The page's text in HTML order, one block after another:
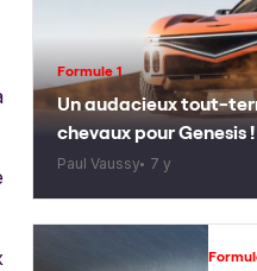
Formule 1
Un audacieux tout-
chevaux pour Genesis !
Paul Vaussy 7 y